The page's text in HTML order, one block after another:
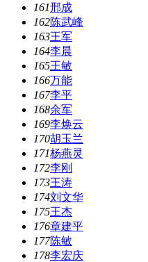
161邢成
162陈武峰
163王军
164李晨
165王敏
166万能
167李平
168余军
169李焕云
170胡玉兰
171杨燕灵
172李刚
173王涛
174刘文华
175王杰
176章建平
177陈敏
178李宏庆